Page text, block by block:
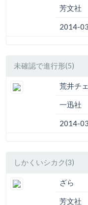
芳文社
2014-
未確認で進行形(5)
荒井チ
一迅社
2014-
しかくいシカク(3)
ざら
芳文社